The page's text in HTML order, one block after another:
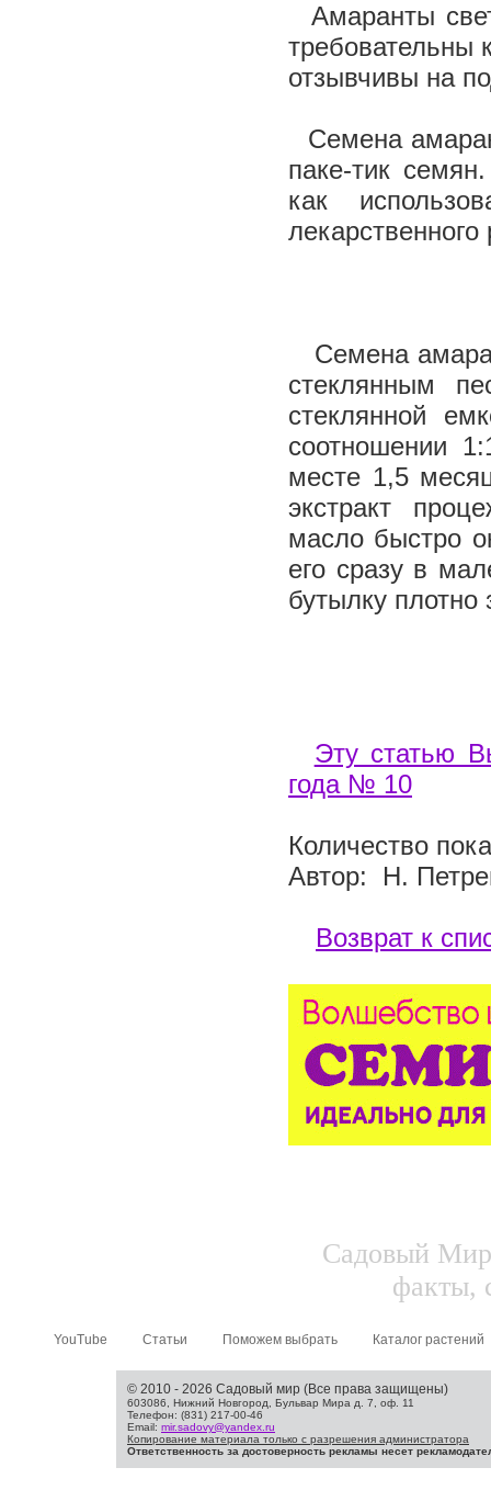
Амаранты
требовательны
отзывчивы на
Семена
паке-тик
как
Семена
стеклянным
стеклянной
соотношении
месте 1,5
экстракт
масло быстро
его сразу в
бутылку
Эту статью
года № 10
Количество
Автор: Н.
Возврат к
Садовый
факты,
YouTube Статьи Поможем выбрать Каталог растений
© 2010 - 2026 Садовый мир (Все права защищены)
603086, Нижний Новгород, Бульвар Мира д. 7, оф. 11
Телефон: (831) 217-00-46
Email: mir.sadovy@yandex.ru
Копирование материала только с разрешения администратора
Ответственность за достоверность рекламы несет